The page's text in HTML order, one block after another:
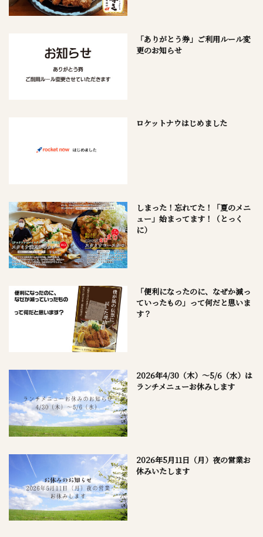
「ありがとう券」ご利用ルール変
更のお知らせ
ロケットナウはじめました
しまった！忘れてた！「夏のメニ
ュー」始まってます！（とっく
に）
「便利になったのに、なぜか減っ
ていったもの」って何だと思いま
す？
2026年4/30（木）～5/6（水）は
ランチメニューお休みします
2026年5月11日（月）夜の営業お
休みいたします